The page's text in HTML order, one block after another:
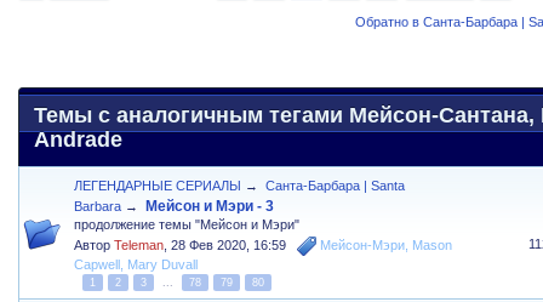
Обратно в Санта-Барбара |
Темы с аналогичным тегами Мейсон-Сантана,
Andrade
ЛЕГЕНДАРНЫЕ СЕРИАЛЫ →
Санта-Барбара | Santa
Barbara → Мейсон и Мэри - 3
продолжение темы "Мейсон и Мэри"
АвторTeleman ,28 Фев 2020, 16:59 Мейсон-Мэри Mason
Capwell Mary Duvall
1 2 3 ... 78 79 80